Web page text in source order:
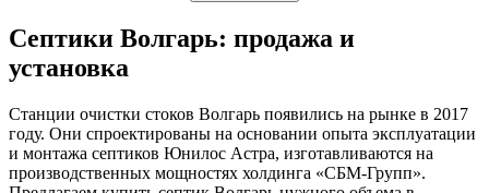
Септики Волгарь: продажа и
установка
Станции очистки стоков Волгарь появились на рынке в 2017
году. Они спроектированы на основании опыта эксплуатации
и монтажа септиков Юнилос Астра, изготавливаются на
производственных мощностях холдинга «СБМ-Групп».